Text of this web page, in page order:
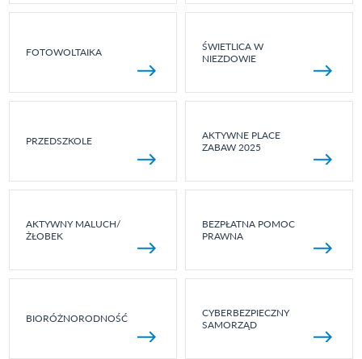
FOTOWOLTAIKA
ŚWIETLICA W
NIEZDOWIE
PRZEDSZKOLE
AKTYWNE PLACE
ZABAW 2025
AKTYWNY MALUCH/
ŻŁOBEK
BEZPŁATNA POMOC
PRAWNA
BIORÓŻNORODNOŚĆ
CYBERBEZPIECZNY
SAMORZĄD